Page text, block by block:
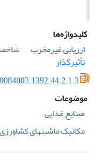
کلیدواژه‌ها
ارزیابی غیرمخرب
تأثیرگذار
موضوعات
صنایع غذایی
مکانیک ماشینهای کشاورزی